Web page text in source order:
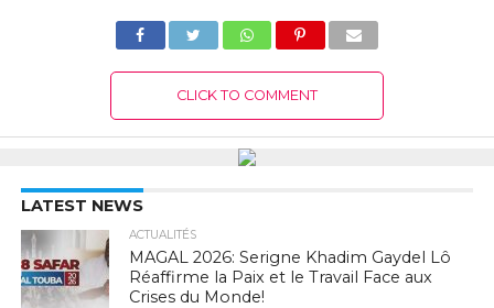
CLICK TO COMMENT
LATEST NEWS
ACTUALITÉS
MAGAL 2026: Serigne Khadim Gaydel Lô
Réaffirme la Paix et le Travail Face aux
Crises du Monde!